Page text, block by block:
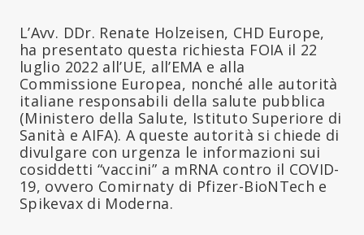
L’Avv. DDr. Renate Holzeisen, CHD Europe,
ha presentato questa richiesta FOIA il 22
luglio 2022 all’UE, all’EMA e alla
Commissione Europea, nonché alle autorità
italiane responsabili della salute pubblica
(Ministero della Salute, Istituto Superiore di
Sanità e AIFA). A queste autorità si chiede di
divulgare con urgenza le informazioni sui
cosiddetti “vaccini” a mRNA contro il COVID-
19, ovvero Comirnaty di Pfizer-BioNTech e
Spikevax di Moderna.